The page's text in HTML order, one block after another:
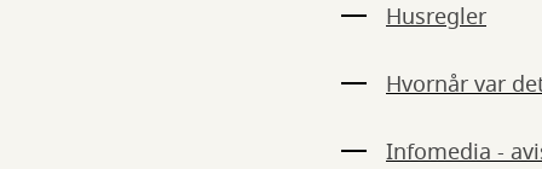
Husregler
Hvornår var
Infomedia -